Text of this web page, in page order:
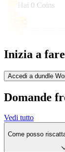
Hai 0 Coins
Inizia a
Accedi a dundle
Domande
Vedi tutto
Come posso